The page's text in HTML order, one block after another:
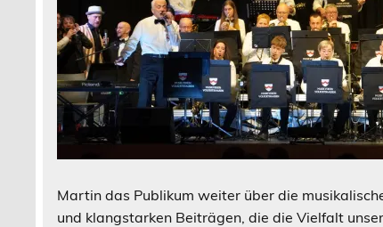
Martin das Publikum weiter über die
und klangstarken Beiträgen, die die Vielfalt